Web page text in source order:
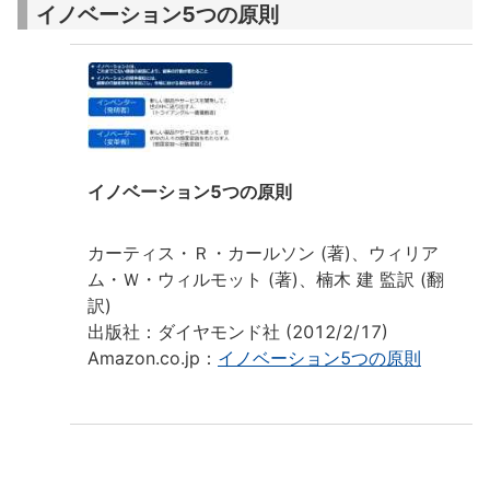
イノベーション5つの原則
イノベーション5つの原則
カーティス・Ｒ・カールソン (著)、ウィリア
ム・Ｗ・ウィルモット (著)、楠木 建 監訳 (翻
訳)
出版社：ダイヤモンド社 (2012/2/17)
Amazon.co.jp： イノベーション5つの原則